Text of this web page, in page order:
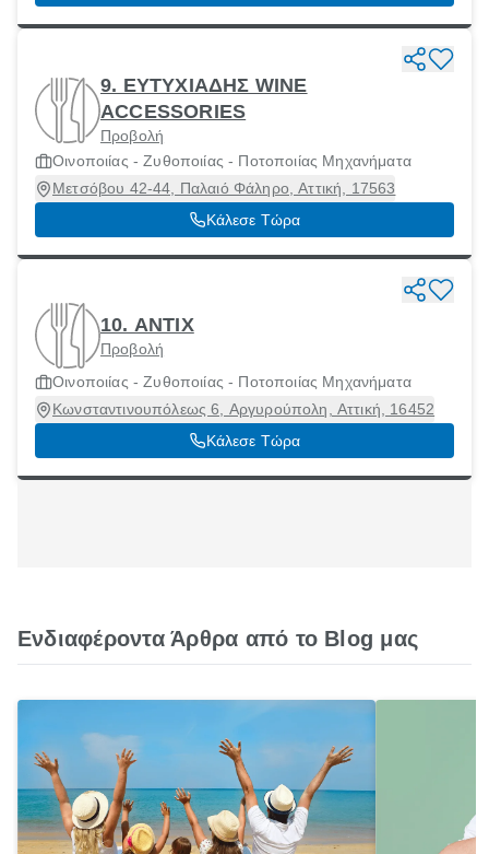
9. ΕΥΤΥΧΙΑΔΗΣ WINE
ACCESSORIES
Προβολή
Οινοποιίας - Ζυθοποιίας - Ποτοποιίας Μηχανήματα
Μετσόβου 42-44, Παλαιό Φάληρο, Αττική, 17563
Κάλεσε Τώρα
10. ΑΝΤΙΧ
Προβολή
Οινοποιίας - Ζυθοποιίας - Ποτοποιίας Μηχανήματα
Κωνσταντινουπόλεως 6, Αργυρούπολη, Αττική, 16452
Κάλεσε Τώρα
Ενδιαφέροντα Άρθρα από το Blog μας